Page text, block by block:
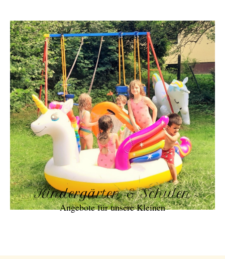
Kindergärten & Schulen
Angebote für unsere Kleinen